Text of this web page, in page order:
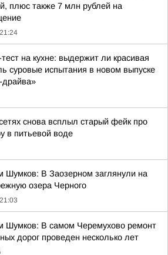
плюс также 7 млн рублей на
21:24
на кухне: выдержит ли красивая
суровые испытания в новом выпуске
драйва»
снова всплыл старый фейк про
в питьевой воде
Шумков: В Заозерном заглянули на
озера Черного
21:03
Шумков: В самом Черемухово ремонт
дорог проведен несколько лет